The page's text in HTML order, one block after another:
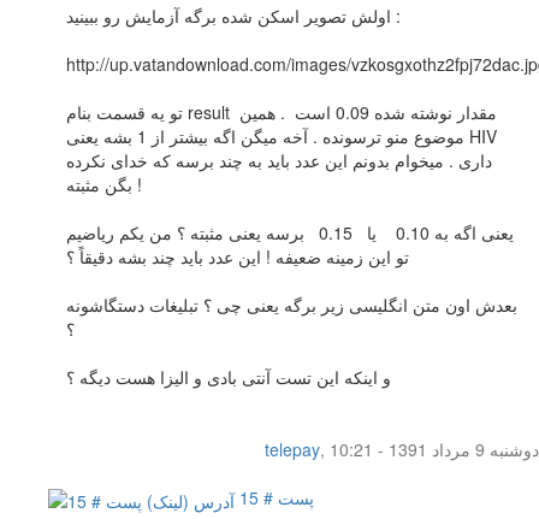
اولش تصویر اسکن شده برگه آزمایش رو ببینید :
http://up.vatandownload.com/images/
تو یه قسمت بنام result مقدار نوشته شده 0.09 است . همین
موضوع منو ترسونده . آخه میگن اگه بیشتر از 1 بشه یعنی HIV
داری . میخوام بدونم این عدد باید به چند برسه که خدای نکرده
بگن مثبته !
یعنی اگه به 0.10 یا 0.15 برسه یعنی مثبته ؟ من یکم ریاضیم
تو این زمینه ضعیفه ! این عدد باید چند بشه دقیقاً ؟
بعدش اون متن انگلیسی زیر برگه یعنی چی ؟ تبلیغات دستگاشونه
؟
و اینکه این تست آنتی بادی و الیزا هست دیگه ؟
telepay,
دوشنبه 9 مرداد 1391 - 10:21
پست # 15